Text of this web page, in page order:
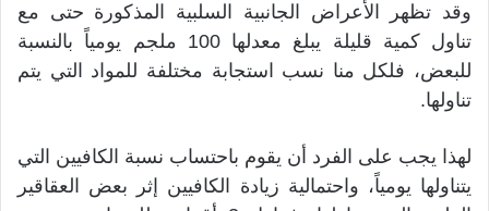
وقد تظهر الأعراض الجانبية السلبية المذكورة حتى مع
تناول كمية قليلة يبلغ معدلها 100 ملجم يومياً بالنسبة
للبعض، فلكل منا نسب استجابة مختلفة للمواد التي يتم
تناولها.
لهذا يجب على الفرد أن يقوم باحتساب نسبة الكافيين التي
يتناولها يومياً، واحتمالية زيادة الكافيين إثر بعض العقاقير